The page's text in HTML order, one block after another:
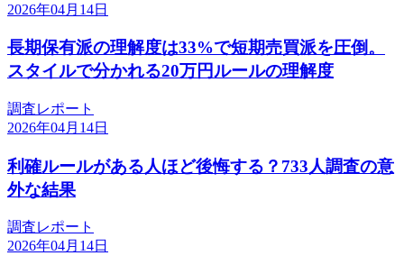
2026年04月14日
長期保有派の理解度は33%で短期売買派を圧倒。
スタイルで分かれる20万円ルールの理解度
調査レポート
2026年04月14日
利確ルールがある人ほど後悔する？733人調査の意
外な結果
調査レポート
2026年04月14日